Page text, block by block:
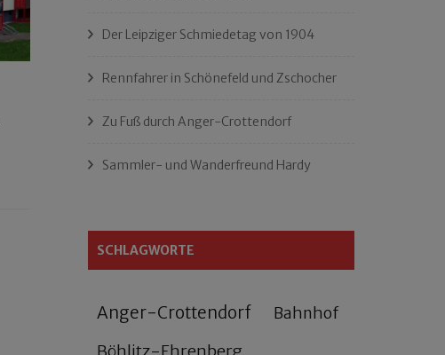
Der Leipziger Schmiedetag von 1904
Rennfahrer in Schönefeld und Zschocher
Zu Fuß durch Anger-Crottendorf
Sammler- und Wanderfreund Hardy
SCHLAGWORTE
Anger-Crottendorf Bahnhof